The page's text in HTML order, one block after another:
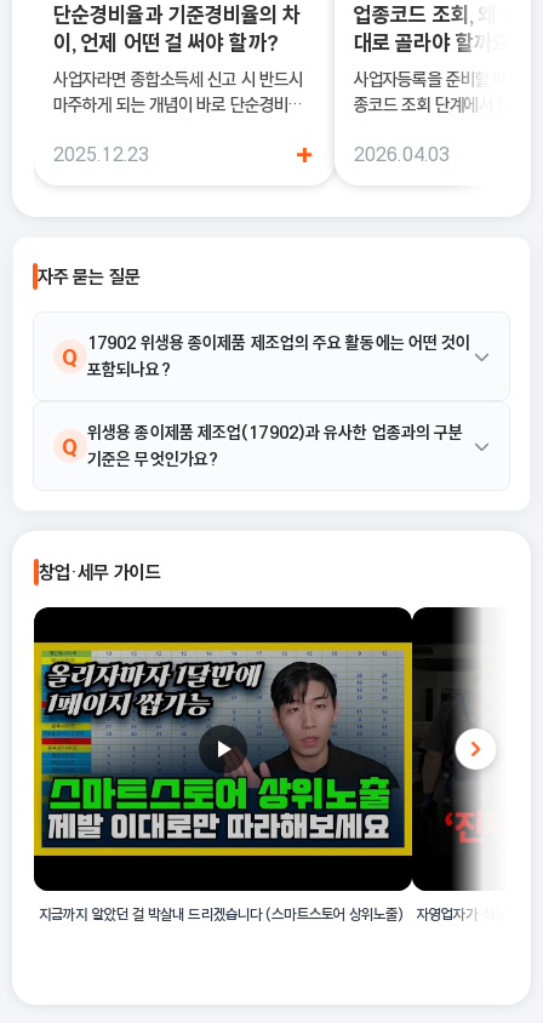
단순경비율과 기준경비율의 차
이, 언제 어떤 걸 써야 할까?
사업자라면 종합소득세 신고 시 반드시
마주하게 되는 개념이 바로 단순경비율
에서는 이 두 가지의 차이를 정확히 이해
경비율의 개념부터, 어떤 경우에 어떤 방
으로 정리합니다.
2025.12.23 +
업종코드 조회, 왜 처
대로 골라야 할까요?
사업자등록을 준비할 때 많
종코드 조회 단계에서 잠시
서 비슷해 보이는 항목으로
2026.04.03
자주 묻는 질문
Q
17902 위생용 종이제품 제조업의 주요 활동에는 어떤 것이
포함되나요?
A 위생용 원지 및 관련 재료를 절단 또는 기타 가공하여 위생용지 및
위생용 종이제품을 제조하는 활동이 해당됩니다. 구체적으로 화장
Q
위생용 종이제품 제조업(17902)과 유사한 업종과의 구분
기준은 무엇인가요?
생산만 하는 업종은 본 산업 활동 범주에 포함되지 않습니다.
창업·세무 가이드
지금까지 알았던 걸 박살내 드리겠습니다 (스마트스토어 상위노출) 자영업자가 식당 매장